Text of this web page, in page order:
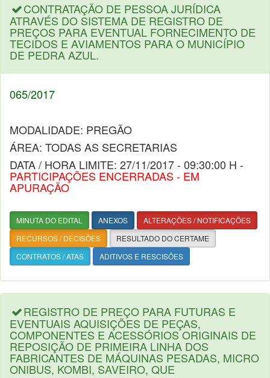
CONTRATAÇÃO DE PESSOA JURÍDICA
ATRAVÉS DO SISTEMA DE REGISTRO DE
PREÇOS PARA EVENTUAL FORNECIMENTO DE
TECIDOS E AVIAMENTOS PARA O MUNICÍPIO
DE PEDRA AZUL.
065/2017
MODALIDADE: PREGÃO
ÁREA: TODAS AS SECRETARIAS
DATA / HORA LIMITE: 27/11/2017 - 09:30:00 H -
PARTICIPAÇÕES ENCERRADAS - EM
APURAÇÃO
MINUTA DO EDITAL ANEXOS
ALTERAÇÕES / NOTIFICAÇÕES
RECURSOS / DECISÕES
RESULTADO DO CERTAME
CONTRATOS / ATAS
ADITIVOS E RESCISÕES
REGISTRO DE PREÇO PARA FUTURAS E
EVENTUAIS AQUISIÇÕES DE PEÇAS,
COMPONENTES E ACESSÓRIOS ORIGINAIS DE
REPOSIÇÃO DE PRIMEIRA LINHA DOS
FABRICANTES DE MÁQUINAS PESADAS, MICRO
ONIBUS, KOMBI, SAVEIRO, QUE